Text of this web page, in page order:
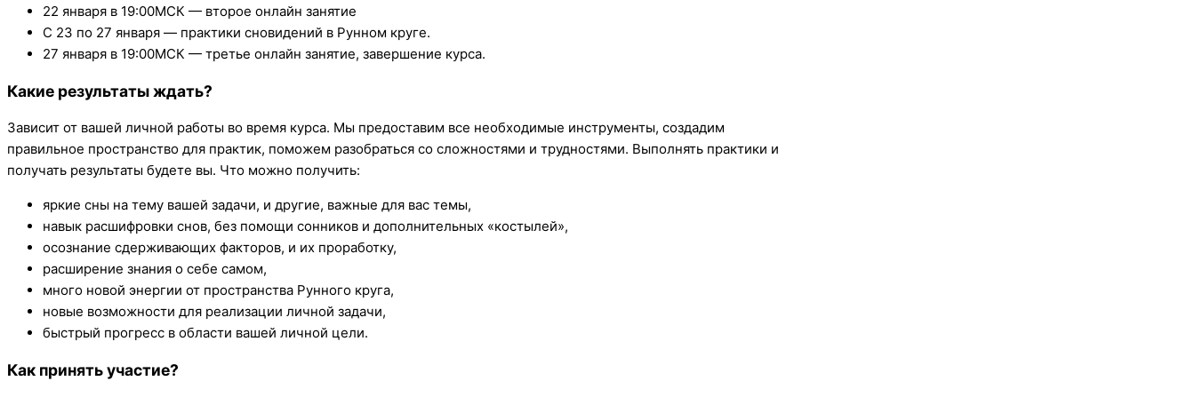
22 января в 19:00МСК — второе онлайн занятие
С 23 по 27 января — практики сновидений в Рунном круге.
27 января в 19:00МСК — третье онлайн занятие, завершение курса.
Какие результаты ждать?
Зависит от вашей личной работы во время курса. Мы предоставим все необходимые инструменты, создадим
правильное пространство для практик, поможем разобраться со сложностями и трудностями. Выполнять практики и
получать результаты будете вы. Что можно получить:
яркие сны на тему вашей задачи, и другие, важные для вас темы,
навык расшифровки снов, без помощи сонников и дополнительных «костылей»,
осознание сдерживающих факторов, и их проработку,
расширение знания о себе самом,
много новой энергии от пространства Рунного круга,
новые возможности для реализации личной задачи,
быстрый прогресс в области вашей личной цели.
Как принять участие?